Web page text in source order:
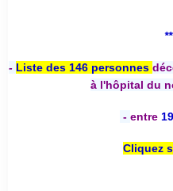
- Liste des 146 personnes
à l'hôpital du
- entre
Cliquez